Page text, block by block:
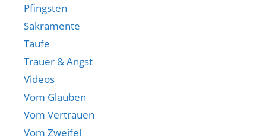
Pfingsten
Sakramente
Taufe
Trauer & Angst
Videos
Vom Glauben
Vom Vertrauen
Vom Zweifel